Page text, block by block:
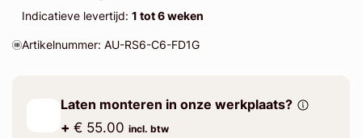
Indicatieve levertijd: 1 tot 6 weken
Artikelnummer: AU-RS6-C6-FD1G
Laten monteren in onze werkplaats?
+ € 55.00 incl. btw